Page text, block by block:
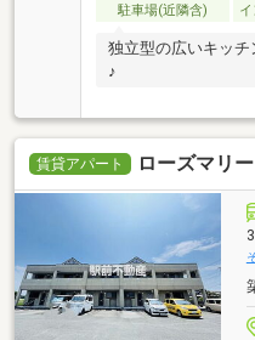
駐車場(近隣含)
独立型の広いキッ
♪
賃貸アパート ローズマリー